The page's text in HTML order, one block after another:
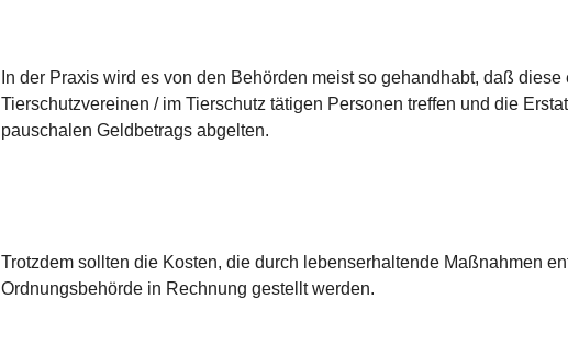
In der Praxis wird es von den Behörden meist so gehandhabt, daß
Tierschutzvereinen / im Tierschutz tätigen Personen treffen und die
pauschalen Geldbetrags abgelten.
Trotzdem sollten die Kosten, die durch lebenserhaltende Maßnahmen
Ordnungsbehörde in Rechnung gestellt werden.